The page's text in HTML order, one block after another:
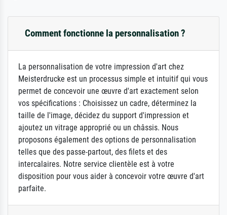
Comment fonctionne la personnalisation ?
La personnalisation de votre impression d'art chez
Meisterdrucke est un processus simple et intuitif qui vous
permet de concevoir une œuvre d'art exactement selon
vos spécifications : Choisissez un cadre, déterminez la
taille de l'image, décidez du support d'impression et
ajoutez un vitrage approprié ou un châssis. Nous
proposons également des options de personnalisation
telles que des passe-partout, des filets et des
intercalaires. Notre service clientèle est à votre
disposition pour vous aider à concevoir votre œuvre d'art
parfaite.